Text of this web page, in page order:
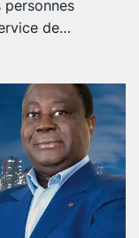
personnes
de…